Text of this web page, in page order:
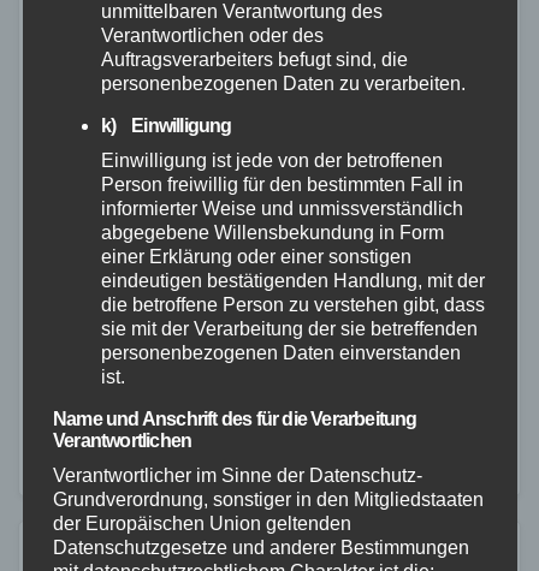
ALTENKIRCHEN RETTUNGSDIENST RHEIN-LAHN WESTERWALD
MRE-Qualitätssiegel erneut
bestanden
25. JUNI 2024
Vor neun Jahren schlossen sich die Landkreise
Altenkirchen, Rhein-Lahn-Kreis und der
die Weiterverbreitung von multiresistenten Erregern
(MRE) zu minimieren. Ein wirksames Instrument ist
dabei…
unmittelbaren Verantwortung des
Verantwortlichen oder des
Auftragsverarbeiters befugt sind, die
personenbezogenen Daten zu verarbeiten.
k) Einwilligung
Einwilligung ist jede von der betroffenen
Person freiwillig für den bestimmten Fall in
informierter Weise und unmissverständlich
abgegebene Willensbekundung in Form
einer Erklärung oder einer sonstigen
eindeutigen bestätigenden Handlung, mit der
die betroffene Person zu verstehen gibt, dass
sie mit der Verarbeitung der sie betreffenden
personenbezogenen Daten einverstanden
ist.
Name und Anschrift des für die Verarbeitung
Verantwortlichen
Verantwortlicher im Sinne der Datenschutz-
Grundverordnung, sonstiger in den Mitgliedstaaten
der Europäischen Union geltenden
Datenschutzgesetze und anderer Bestimmungen